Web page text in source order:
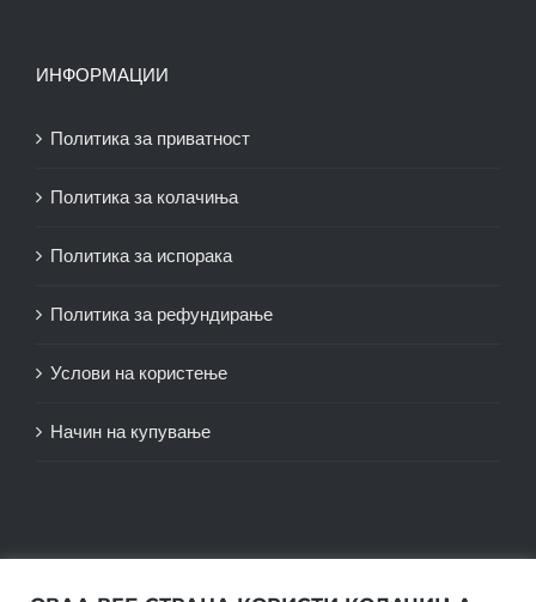
ИНФОРМАЦИИ
Политика за приватност
Политика за колачиња
Политика за испорака
Политика за рефундирање
Услови на користење
Начин на купување